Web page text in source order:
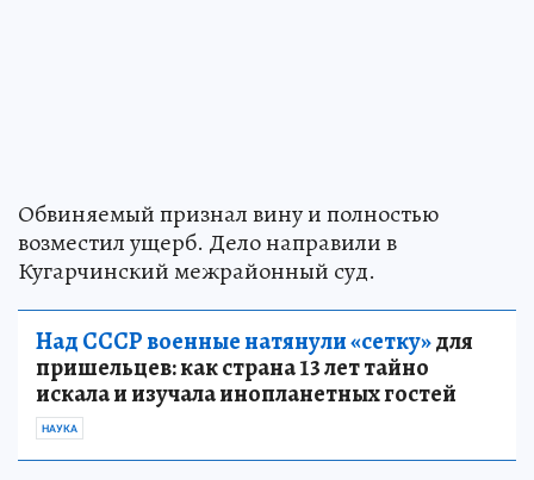
Обвиняемый признал вину и полностью
возместил ущерб. Дело направили в
Кугарчинский межрайонный суд.
Над СССР военные натянули «сетку»для
пришельцев: как страна 13 лет тайно
искала и изучала инопланетных гостей
НАУКА